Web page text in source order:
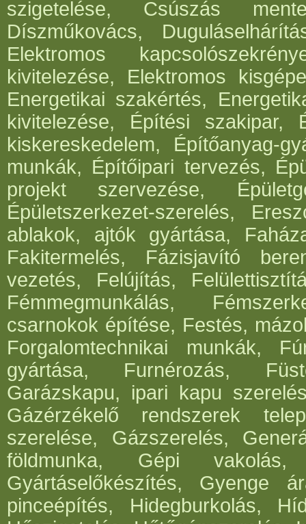
szigetelése, Csúszás
Díszműkovács,
Elektromos
kivitelezése, Elektromos
Energetikai szakértés,
kivitelezése, Építési szakipar,
kiskereskedelem, Építőanyag-
munkák, Építőipari tervezés,
projekt szervezése,
Épületszerkezet-szerelés,
ablakok, ajtók gyártása,
Fakitermelés, Fázisjavító
vezetés, Felújítás,
Fémmegmunkálás,
csarnokok építése, Festés,
Forgalomtechnikai munkák,
gyártása, Furnérozás,
Garázskapu, ipari kapu
Gázérzékelő rendszerek
szerelése, Gázszerelés,
földmunka, Gépi vakolás,
Gyártáselőkészítés, Gyenge
pinceépítés, Hidegburkolás,